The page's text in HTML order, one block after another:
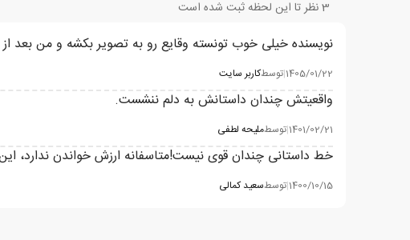
3نظر تا این لحظه ثبت شده است
نویسنده خیلی خوب تونسته وقایع رو به تصویر بکشه و من بعد
1405/01/22
|توسطکاربر سایت
واقعیتش چندان داستانش به دلم ننشست.
1401/02/21
|توسطملیحه لطفی
خط داستانی چندان قوی نیست!متاسفانه ارزش خواندن ندارد،
1400/10/15
|توسطسعید کمالی